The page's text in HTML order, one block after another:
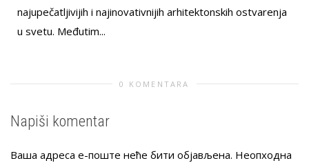
najupečatljivijih i najinovativnijih arhitektonskih ostvarenja
u svetu. Međutim...
0 KOMENTARA
Napiši komentar
Ваша адреса е-поште неће бити објављена. Неопходна